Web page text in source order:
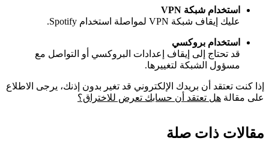
استخدام شبكة VPN
عليك إيقاف شبكة VPN لمواصلة استخدام Spotify.
استخدام بروكسي
قد تحتاج إلى إيقاف إعدادات البروكسي أو التواصل مع
مسؤول الشبكة لتغييرها.
إذا كنت تعتقد أن بريدك الإلكتروني قد تغير بدون إذنك، يرجى الاطلاع
على مقالة هل تعتقد أن حسابك تعرض للاختراق؟
مقالات ذات صلة